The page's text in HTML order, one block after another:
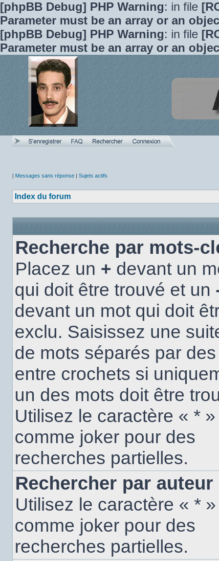
[phpBB Debug] PHP Warning: in file
Parameter must be an array or an
[phpBB Debug] PHP Warning: in file
Parameter must be an array or an
| Messages sans réponse | Sujets actifs
Index du forum
Recherche par mots-
Placez un + devant un
qui doit être trouvé et un
devant un mot qui doit
exclu. Saisissez une
de mots séparés par
entre crochets si
un des mots doit être
Utilisez le caractère « * »
comme joker pour des
recherches partielles.
Rechercher par auteur
Utilisez le caractère « * »
comme joker pour des
recherches partielles.